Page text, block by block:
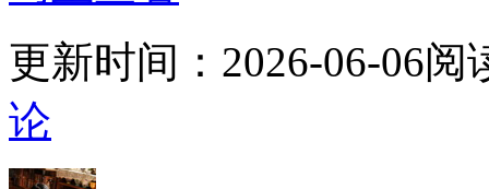
更新时间： 2026-06-06阅
论